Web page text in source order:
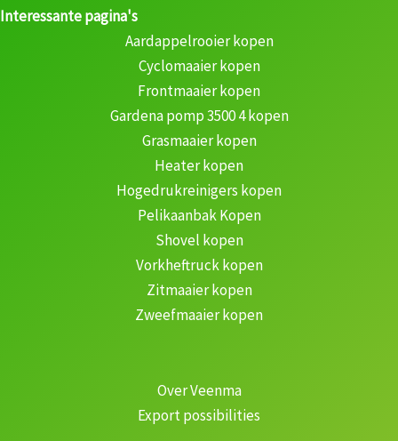
Interessante pagina's
Aardappelrooier kopen
Cyclomaaier kopen
Frontmaaier kopen
Gardena pomp 3500 4 kopen
Grasmaaier kopen
Heater kopen
Hogedrukreinigers kopen
Pelikaanbak Kopen
Shovel kopen
Vorkheftruck kopen
Zitmaaier kopen
Zweefmaaier kopen
Over Veenma
Export possibilities